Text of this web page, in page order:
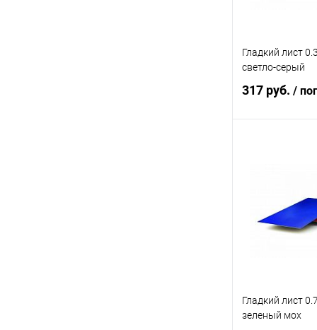
Гладкий лист
светло-серый
317 руб. /
В избранное
Гладкий лист
зеленый мох